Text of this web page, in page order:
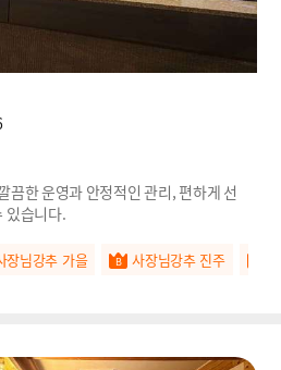
끔한 운영과 안정적인 관리, 편하게 선
있습니다.
장님강추 가을 사장님강추 진주